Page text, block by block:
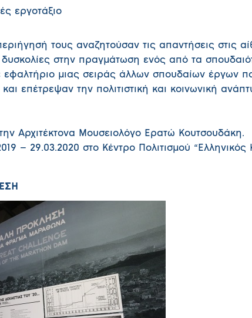
εργοτάξιο
τους αναζητούσαν τις απαντήσεις στις
στην πραγμάτωση ενός από τα
μιας σειράς άλλων σπουδαίων έργων
επέτρεψαν την πολιτιστική και κοινωνική
Αρχιτέκτονα Μουσειολόγο Ερατώ Κουτσουδάκη.
– 29.03.2020 στο Κέντρο Πολιτισμού “Ελληνικός